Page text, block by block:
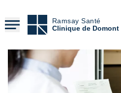
contenu
principal
Ramsay Santé
Clinique de Domont